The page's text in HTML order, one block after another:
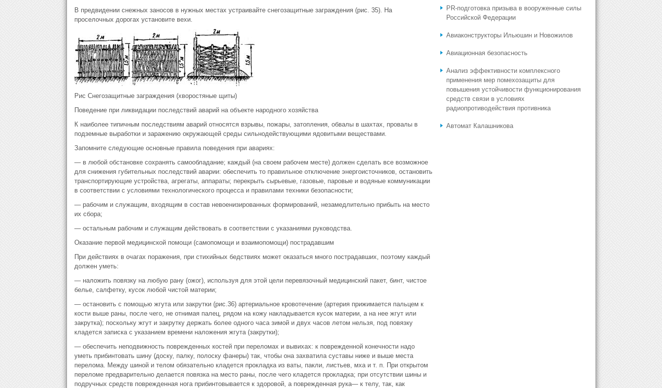
В предвидении снежных заносов в нужных местах устраивайте снегозащитные заграждения (рис. 35). На
проселочных дорогах установите вехи.
Рис Снегозащитные заграждения (хворостяные щиты)
Поведение при ликвидации последствий аварий на объекте народного хозяйства
К наиболее типичным последствиям аварий относятся взрывы, пожары, затопления, обвалы в шахтах, провалы в
подземные выработки и заражению окружающей среды сильнодействующими ядовитыми веществами.
Запомните следующие основные правила поведения при авариях:
— в любой обстановке сохранять самообладание; каждый (на своем рабочем месте) должен сделать все возможное
для снижения губительных последствий аварии: обеспечить то правильное отключение энергоисточников, остановить
транспортирующие устройства, агрегаты, аппараты; перекрыть сырьевые, газовые, паровые и водяные коммуникации
в соответствии с условиями технологического процесса и правилами техники безопасности;
— рабочим и служащим, входящим в состав невоенизированных формирований, незамедлительно прибыть на место
их сбора;
— остальным рабочим и служащим действовать в соответствии с указаниями руководства.
Оказание первой медицинской помощи (самопомощи и взаимопомощи) пострадавшим
При действиях в очагах поражения, при стихийных бедствиях может оказаться много пострадавших, поэтому каждый
должен уметь:
— наложить повязку на любую рану (ожог), используя для этой цели перевязочный медицинский пакет, бинт, чистое
белье, салфетку, кусок любой чистой материи;
— остановить с помощью жгута или закрутки (рис.36) артериальное кровотечение (артерия прижимается пальцем к
кости выше раны, после чего, не отнимая палец, рядом на кожу накладывается кусок материи, а на нее жгут или
закрутка); поскольку жгут и закрутку держать более одного часа зимой и двух часов летом нельзя, под повязку
кладется записка с указанием времени наложения жгута (закрутки);
— обеспечить неподвижность поврежденных костей при переломах и вывихах: к поврежденной конечности надо
уметь прибинтовать шину (доску, палку, полоску фанеры) так, чтобы она захватила суставы ниже и выше места
перелома. Между шиной и телом обязательно кладется прокладка из ваты, пакли, листьев, мха и т. п. При открытом
переломе предварительно делается повязка на место раны, после чего кладется прокладка; при отсутствии шины и
подручных средств поврежденная нога прибинтовывается к здоровой, а поврежденная рука— к телу, так, как
PR-подготовка призыва в вооруженные силы
Российской Федерации
Авиаконструкторы Ильюшин и Новожилов
Авиационная безопасность
Анализ эффективности комплексного
применения мер помехозащиты для
повышения устойчивости функционирования
средств связи в условиях
радиопротиводействия противника
Автомат Калашникова